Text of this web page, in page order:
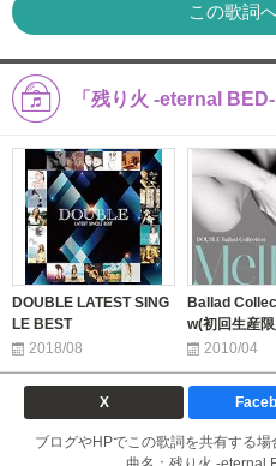
この歌詞
「残り火 -eternal
DOUBLE LATEST SING
LE BEST
2018/08
Ballad
w(初回生産
2010/04
X
ブログやHPでこの歌詞を共有する